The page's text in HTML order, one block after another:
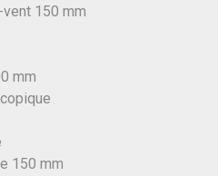
150 mm
mm
150 mm